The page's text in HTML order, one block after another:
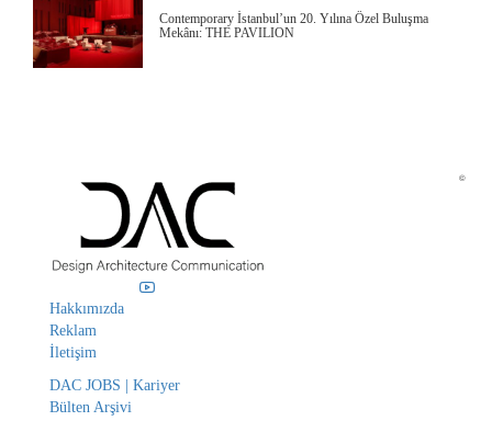
Contemporary İstanbul’un 20. Yılına Özel Buluşma
Mekânı: THE PAVILION
Hakkımızda
Reklam
İletişim
DAC JOBS | Kariyer
Bülten Arşivi
©